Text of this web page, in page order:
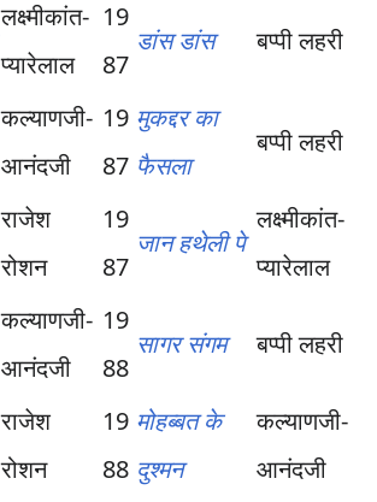
लक्ष्मीकांत-
प्यारेलाल
कल्याणजी-
आनंदजी
राजेश
रोशन
कल्याणजी-
आनंदजी
राजेश
रोशन
19
87
डांस डांस बप्पी लहरी
19
87
मुकद्दर का
फैसला
बप्पी लहरी
19
87
जान हथेली पे
लक्ष्मीकांत-
प्यारेलाल
19
88
सागर संगम बप्पी लहरी
19
88
मोहब्बत के
दुश्मन
कल्याणजी-
आनंदजी